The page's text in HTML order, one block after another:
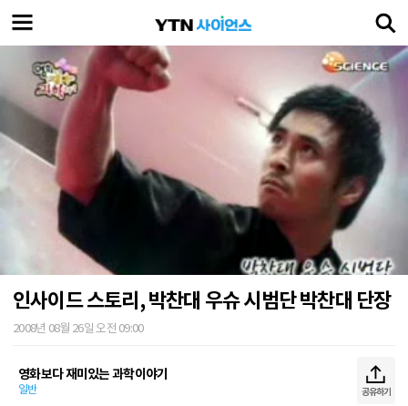
인사이드 스토리, 박찬대 우슈 시범단 박찬대 단장
2008년 08월 26일 오전 09:00
영화보다 재미있는 과학이야기
일반 공유하기